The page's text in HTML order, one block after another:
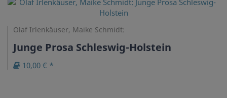
Olaf Irlenkäuser, Maike Schmidt:
Junge Prosa Schleswig-Holstein
10,00 € *